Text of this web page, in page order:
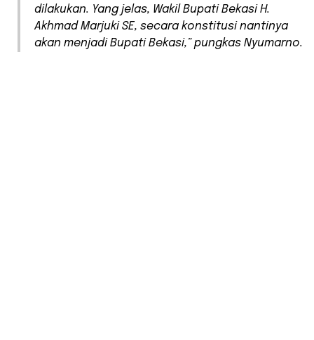
dilakukan. Yang jelas, Wakil Bupati Bekasi H.
Akhmad Marjuki SE, secara konstitusi nantinya
akan menjadi Bupati Bekasi,” pungkas Nyumarno.